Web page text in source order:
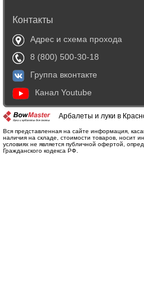
Контакты
Адрес и схема прохода
8 (800) 500-30-18
Группа вконтакте
Канал Youtube
Арбалеты и луки в
Вся представленная на сайте информация,
наличия на складе, стоимости товаров, носит
условиях не является публичной офертой,
Гражданского кодекса РФ.